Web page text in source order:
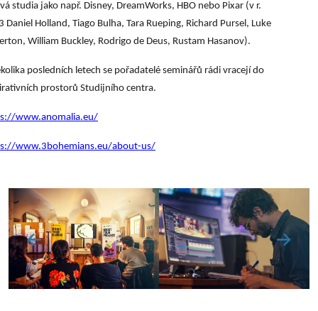
studia jako např. Disney, DreamWorks, HBO nebo Pixar (v r.
Daniel Holland, Tiago Bulha, Tara Rueping, Richard Pursel, Luke
William Buckley, Rodrigo de Deus, Rustam Hasanov).
posledních letech se pořadatelé seminářů rádi vracejí do
prostorů Studijního centra.
www.anomalia.eu/
www.3bohemians.eu/about-us/